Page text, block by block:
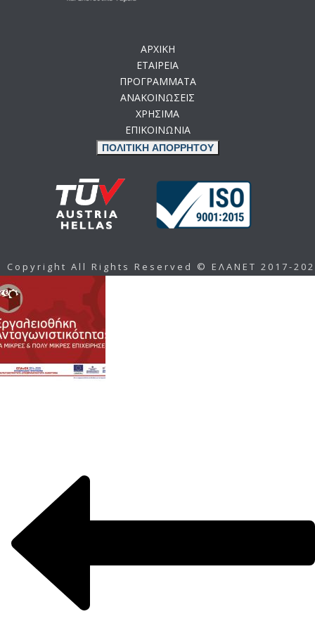
ΑΡΧΙΚΗ
ΕΤΑΙΡΕΙΑ
ΠΡΟΓΡΑΜΜΑΤΑ
ΑΝΑΚΟΙΝΩΣΕΙΣ
ΧΡΗΣΙΜΑ
ΕΠΙΚΟΙΝΩΝΙΑ
ΠΟΛΙΤΙΚΗ ΑΠΟΡΡΗΤΟΥ
Copyright All Rights Reserved © ΕΛΑΝΕΤ 2017-